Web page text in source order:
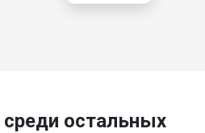
остальных